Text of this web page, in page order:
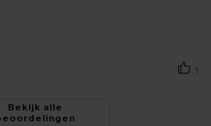
1
Bekijk alle